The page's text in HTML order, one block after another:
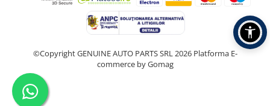
©Copyright GENUINE AUTO PARTS SRL 2026 Platforma E-
commerce by Gomag